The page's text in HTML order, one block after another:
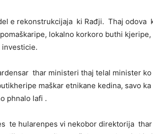
e rekonstrukcijaja ki Rađji. Thaj odova
lokalno korkoro buthi
thar ministeri thaj telal minister ko
maškar etnikane kedina, savo ka
phnalo lafi .
te hularenpes vi nekobor direktorija